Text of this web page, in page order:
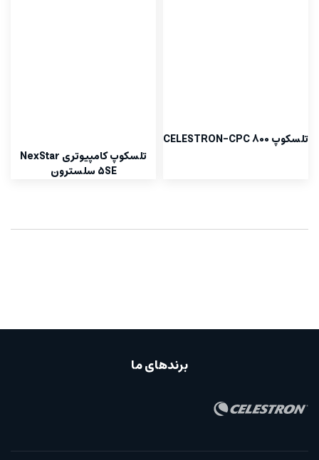
تلسکوپ CELESTRON-CPC 800
تلسکوپ کامپیوتری NexStar
5SE سلسترون
برندهای ما